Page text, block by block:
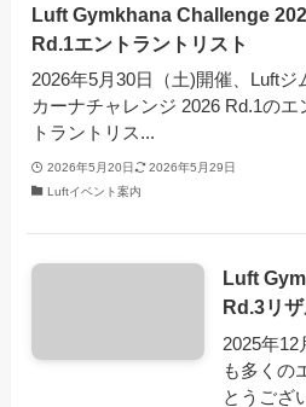
Luft Gymkhana Challenge
Rd.1エントラントリスト
2026年5月30日（土)開催、Luftジ
カーナチャレンジ 2026 Rd.1のエ
トラントリス...
2026年5月20日
2026年5月29日
Luftイベント案内
Luft
Rd.3リザ
2025年12
も多くの
とうござ